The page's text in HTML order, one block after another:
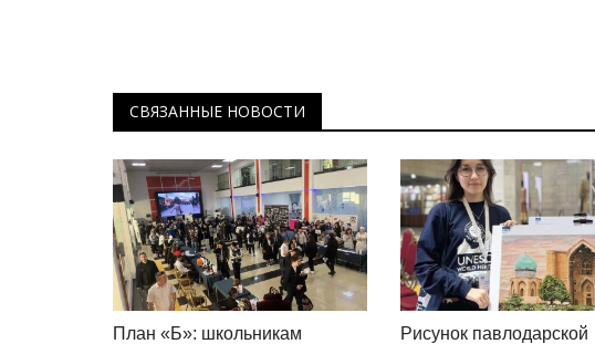
СВЯЗАННЫЕ НОВОСТИ
План «Б»: школьникам
Рисунок павлодарской